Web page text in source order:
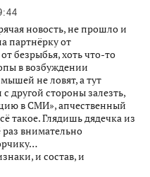
новость, не прошло и
партнёрку от
безрыбья, хоть что-то
в возбуждении
не ловят, а тут
другой стороны залезть,
в СМИ», апчественный
такое. Глядишь дядечка из
раз внимательно
и состав, и